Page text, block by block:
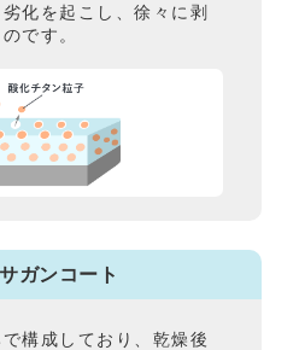
化を起こし、徐々に剥
です。
ガンコート
構成しており、乾燥後